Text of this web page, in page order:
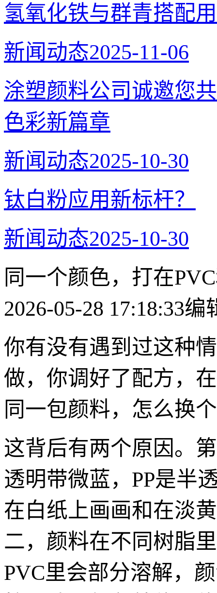
氢氧化铁与群青搭配
新闻动态2025-11-06
涂塑颜料公司诚邀您
色彩新篇章
新闻动态2025-10-30
​钛白粉应用新标杆？
新闻动态2025-10-30
同一个颜色，打在
2026-05-28 17:18:33编
你有没有遇到过这种
做，你调好了配方，
同一包颜料，怎么换
这背后有两个原因。
透明带微蓝，PP是半
在白纸上画画和在淡
二，颜料在不同树脂
PVC里会部分溶解，